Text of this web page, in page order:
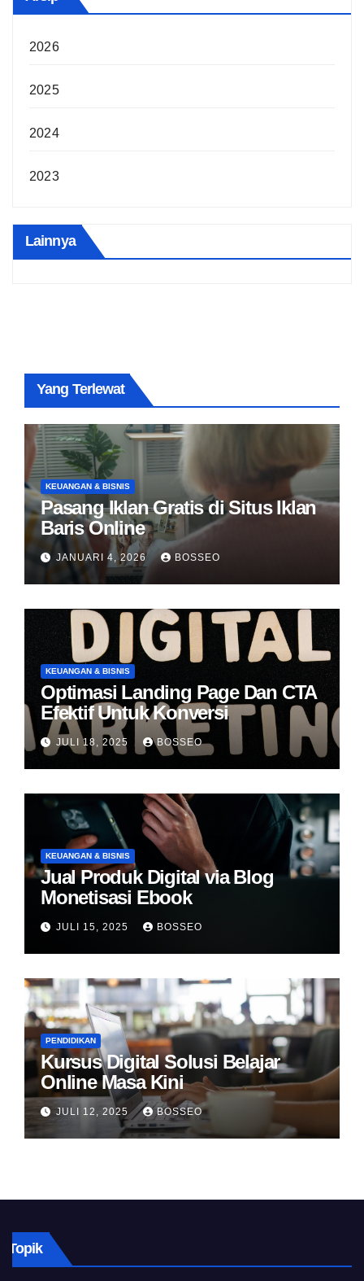
2026
2025
2024
2023
Lainnya
Yang Terlewat
KEUANGAN & BISNIS
Pasang Iklan Gratis di Situs Iklan
Baris Online
JANUARI 4, 2026 BOSSEO
KEUANGAN & BISNIS
Optimasi Landing Page Dan CTA
Efektif Untuk Konversi
JULI 18, 2025 BOSSEO
KEUANGAN & BISNIS
Jual Produk Digital via Blog
Monetisasi Ebook
JULI 15, 2025 BOSSEO
PENDIDIKAN
Kursus Digital Solusi Belajar
Online Masa Kini
JULI 12, 2025 BOSSEO
Topik